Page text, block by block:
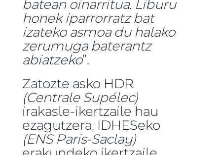
batean oinarritua. Liburu
honek iparrorratz bat
izateko asmoa du halako
zerumuga baterantz
abiatzeko”.
Zatozte asko HDR
(Centrale Supélec)
irakasle-ikertzaile hau
ezagutzera, IDHESeko
(ENS Paris-Saclay)